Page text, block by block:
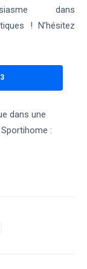
dans
! N’hésitez
dans une
: